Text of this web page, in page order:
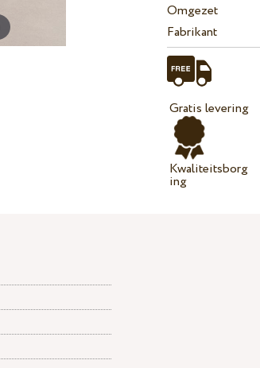
Omgezet
Fabrikant
Gratis levering
Kwaliteitsborg
ing